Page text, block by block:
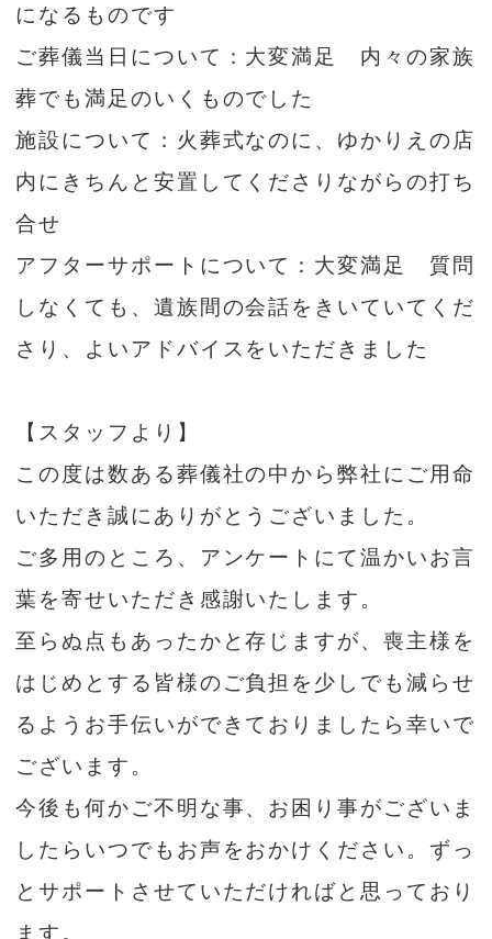
になるものです
ご葬儀当日について：大変満足 内々の家族
葬でも満足のいくものでした
施設について：火葬式なのに、ゆかりえの店
内にきちんと安置してくださりながらの打ち
合せ
アフターサポートについて：大変満足 質問
しなくても、遺族間の会話をきいていてくだ
さり、よいアドバイスをいただきました
【スタッフより】
この度は数ある葬儀社の中から弊社にご用命
いただき誠にありがとうございました。
ご多用のところ、アンケートにて温かいお言
葉を寄せいただき感謝いたします。
至らぬ点もあったかと存じますが、喪主様を
はじめとする皆様のご負担を少しでも減らせ
るようお手伝いができておりましたら幸いで
ございます。
今後も何かご不明な事、お困り事がございま
したらいつでもお声をおかけください。ずっ
とサポートさせていただければと思っており
ます。